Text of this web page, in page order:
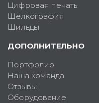
Цифровая печать
Шелкография
Шильды
ДОПОЛНИТЕЛЬНО
Портфолио
Наша команда
Отзывы
Оборудование